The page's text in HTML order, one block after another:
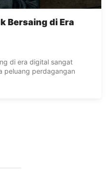
Bersaing di Era
di era digital sangat
peluang perdagangan